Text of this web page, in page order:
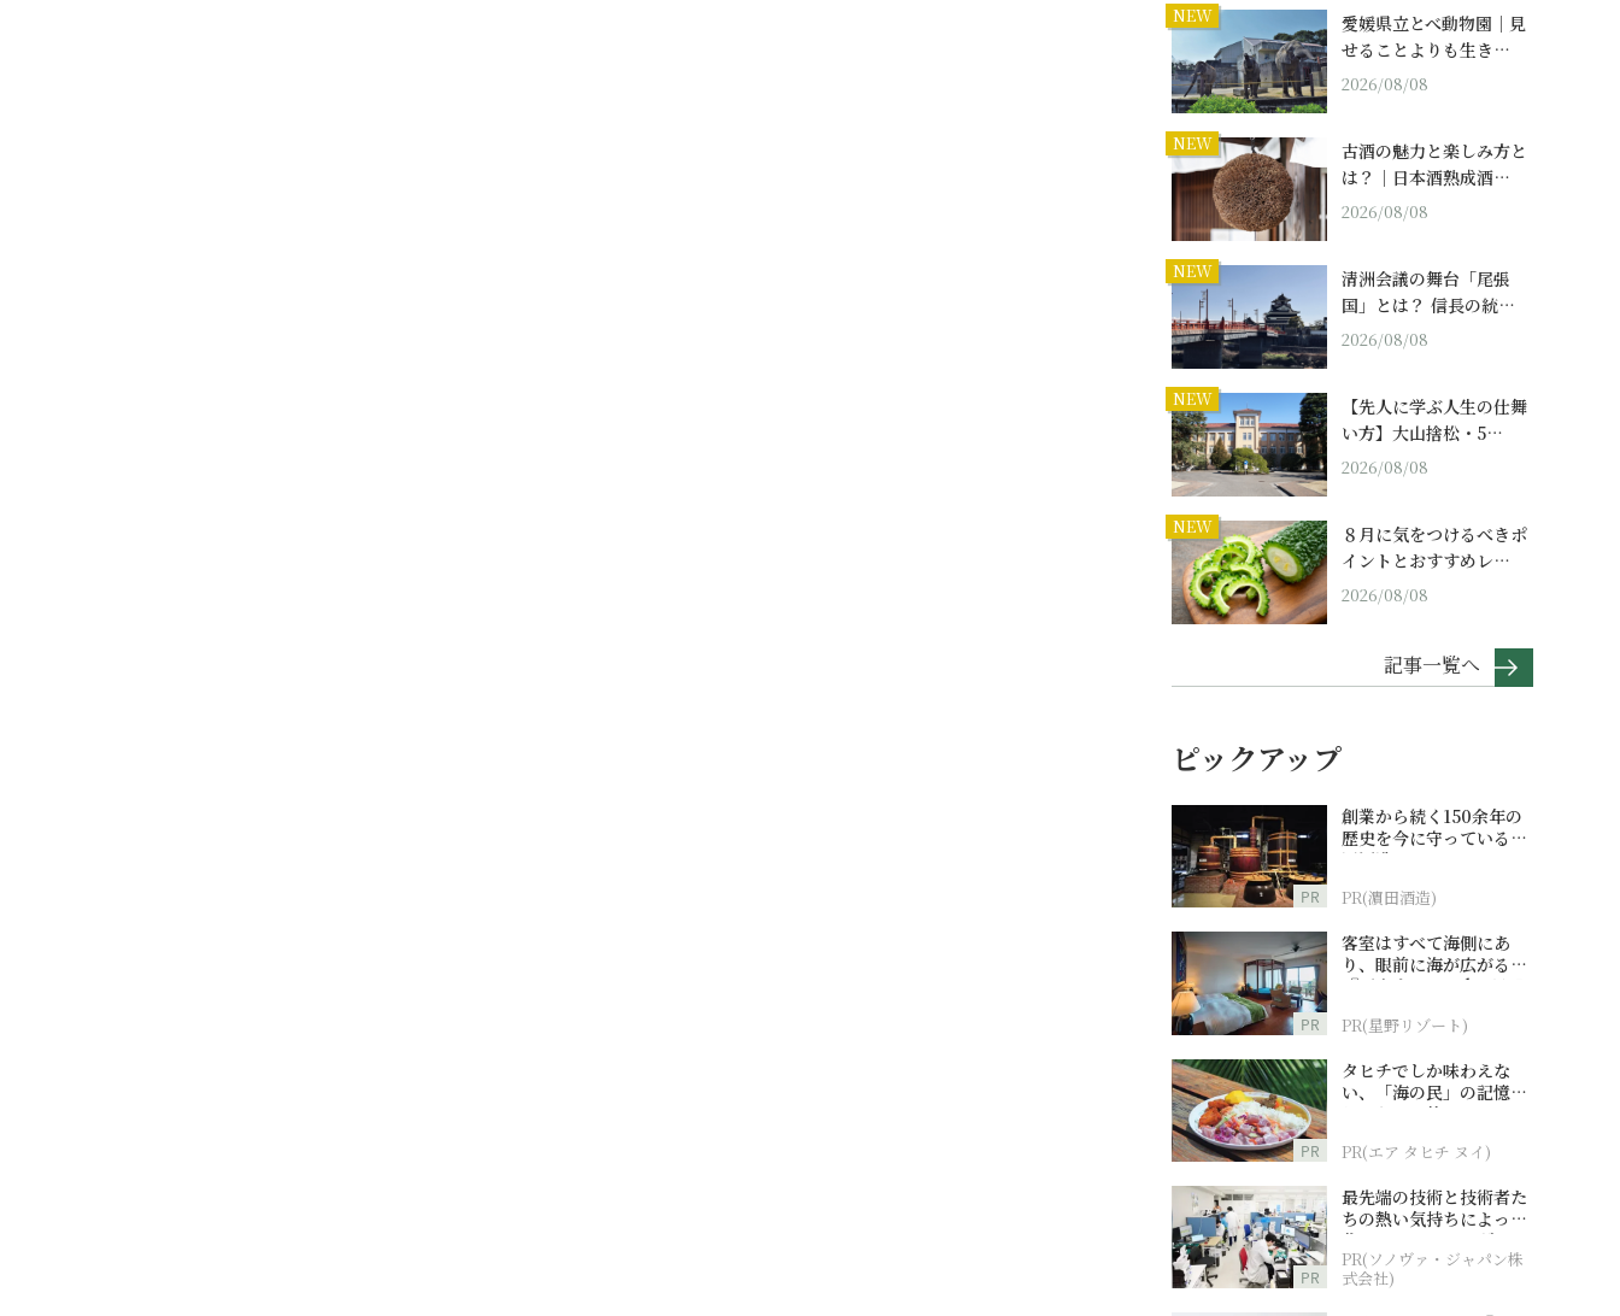
NEW
愛媛県立とべ動物園｜見
せることよりも生き…
2026/08/08
NEW
古酒の魅力と楽しみ方と
は？｜日本酒熟成酒…
2026/08/08
NEW
清洲会議の舞台「尾張
国」とは？ 信長の統…
2026/08/08
NEW
【先人に学ぶ人生の仕舞
い方】大山捨松・5…
2026/08/08
NEW
８月に気をつけるべきポ
イントとおすすめレ…
2026/08/08
記事一覧へ
ピックアップ
PR
創業から続く150余年の
歴史を今に守っている濵
田酒造
PR(濵田酒造)
PR
客室はすべて海側にあ
り、眼前に海が広がる
『西表島ホテル by 星野
PR(星野リゾート)
PR
タヒチでしか味わえな
い、「海の民」の記憶へ
とつながる旅
PR(エア タヒチ ヌイ)
PR
最先端の技術と技術者た
ちの熱い気持ちによって
作られているオーダーメ
イド補聴器
PR(ソノヴァ・ジャパン株
式会社)